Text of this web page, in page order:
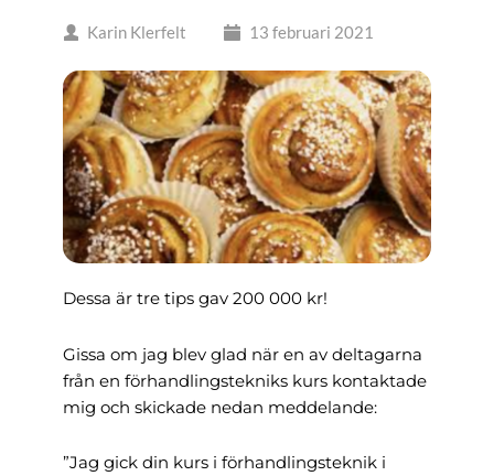
Karin Klerfelt 13 februari 2021
Dessa är tre tips gav 200 000 kr!
Gissa om jag blev glad när en av deltagarna
från en förhandlingstekniks kurs kontaktade
mig och skickade nedan meddelande:
”Jag gick din kurs i förhandlingsteknik i